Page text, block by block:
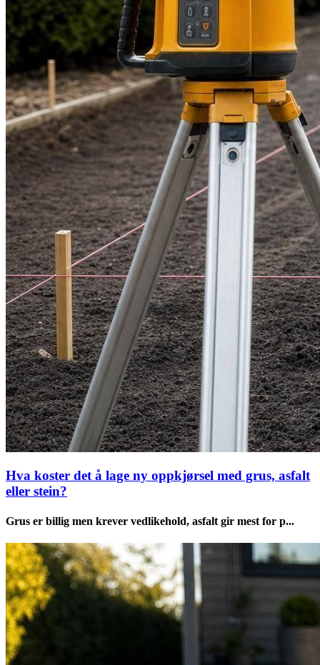
Hva koster det å lage ny oppkjørsel med grus, asfalt
eller stein?
Grus er billig men krever vedlikehold, asfalt gir mest for p...